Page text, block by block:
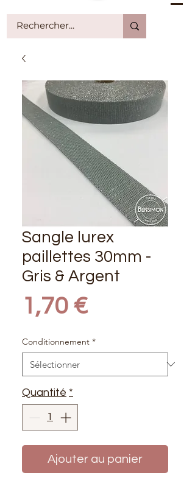
Sangle lurex
paillettes 30mm -
Gris & Argent
1,70 €Prix
Conditionnement *
Quantité *
Ajouter au panier